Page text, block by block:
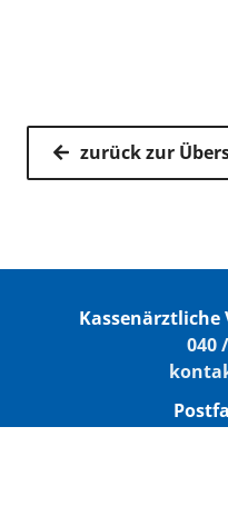
zurück zur
Kassenärztliche
040